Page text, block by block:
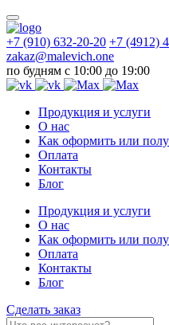
+7 (910) 632-20-20 +7 (4912)
zakaz@malevich.one
по будням с 10:00 до 19:00
Продукция и услуги
О нас
Как оформить или
Оплата
Контакты
Блог
Продукция и услуги
О нас
Как оформить или
Оплата
Контакты
Блог
Сделать заказ